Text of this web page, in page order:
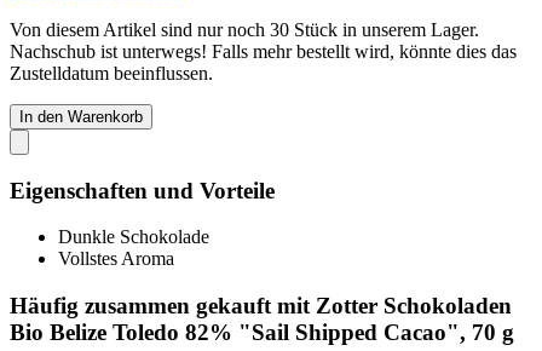
Von diesem Artikel sind nur noch 30 Stück in unserem Lager.
Nachschub ist unterwegs! Falls mehr bestellt wird, könnte dies das
Zustelldatum beeinflussen.
In den Warenkorb
Eigenschaften und Vorteile
Dunkle Schokolade
Vollstes Aroma
Häufig zusammen gekauft mit Zotter Schokoladen
Bio Belize Toledo 82% "Sail Shipped Cacao", 70 g